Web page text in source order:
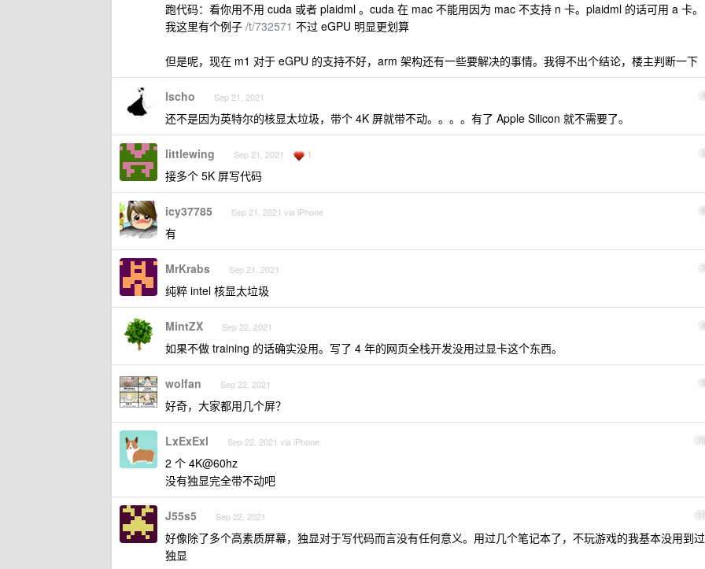
跑代码：看你用不用 cuda 或者 plaidml 。cuda 在 mac 不能用因为 mac 不支持 n 卡。plaidml 的话可用 a 卡。
我这里有个例子 /t/732571 不过 eGPU 明显更划算
但是呢，现在 m1 对于 eGPU 的支持不好，arm 架构还有一些要解决的事情。我得不出个结论，楼主判断一下
4
lscho Sep 21, 2021
还不是因为英特尔的核显太垃圾，带个 4K 屏就带不动。。。。有了 Apple Silicon 就不需要了。
5
littlewing Sep 21, 2021 1
接多个 5K 屏写代码
6
icy37785 Sep 21, 2021 via iPhone
有
7
MrKrabs Sep 21, 2021
纯粹 intel 核显太垃圾
8
MintZX Sep 22, 2021
如果不做 training 的话确实没用。写了 4 年的网页全栈开发没用过显卡这个东西。
9
wolfan Sep 22, 2021
好奇，大家都用几个屏？
10
LxExExl Sep 22, 2021 via iPhone
2 个 4K@60hz
没有独显完全带不动吧
11
J55s5 Sep 22, 2021
好像除了多个高素质屏幕，独显对于写代码而言没有任何意义。用过几个笔记本了，不玩游戏的我基本没用到过
独显